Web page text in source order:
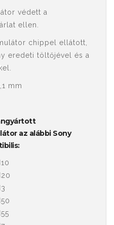
védett a
ellen.
chippel ellátott,
eredeti töltőjével és a
mm
az alábbi Sony